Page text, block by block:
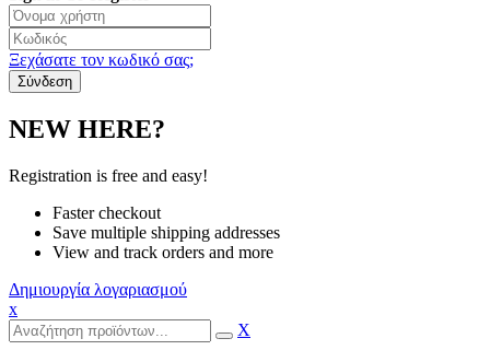
Ξεχάσατε τον κωδικό σας;
NEW HERE?
Registration is free and easy!
Faster checkout
Save multiple shipping addresses
View and track orders and more
Δημιουργία λογαριασμού
x
X